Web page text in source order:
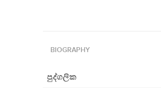
BIOGRAPHY
පුද්ගලික